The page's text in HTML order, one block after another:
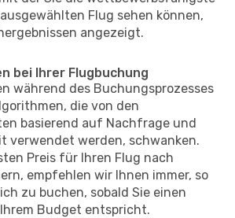
Flug sehen können,
angezeigt.
bei Ihrer Flugbuchung
während des Buchungsprozesses
die von den
basierend auf Nachfrage und
verwendet werden, schwanken.
Preis für Ihren Flug nach
empfehlen wir Ihnen immer, so
zu buchen, sobald Sie einen
Budget entspricht.